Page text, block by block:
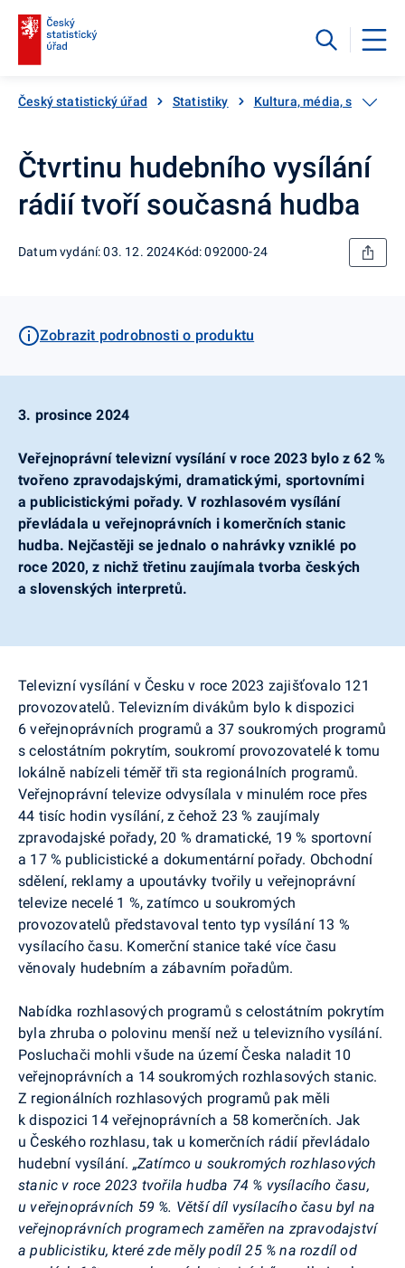
Český statistický úřad Statistiky Kultura, média, sport
Čtvrtinu hudebního vysílání
rádií tvoří současná hudba
Datum vydání: 03. 12. 2024Kód: 092000-24
Zobrazit podrobnosti o produktu
3. prosince 2024
Veřejnoprávní televizní vysílání v roce 2023 bylo z 62 %
tvořeno zpravodajskými, dramatickými, sportovními
a publicistickými pořady. V rozhlasovém vysílání
převládala u veřejnoprávních i komerčních stanic
hudba. Nejčastěji se jednalo o nahrávky vzniklé po
roce 2020, z nichž třetinu zaujímala tvorba českých
a slovenských interpretů.
Televizní vysílání v Česku v roce 2023 zajišťovalo 121
provozovatelů. Televizním divákům bylo k dispozici
6 veřejnoprávních programů a 37 soukromých programů
s celostátním pokrytím, soukromí provozovatelé k tomu
lokálně nabízeli téměř tři sta regionálních programů.
Veřejnoprávní televize odvysílala v minulém roce přes
44 tisíc hodin vysílání, z čehož 23 % zaujímaly
zpravodajské pořady, 20 % dramatické, 19 % sportovní
a 17 % publicistické a dokumentární pořady. Obchodní
sdělení, reklamy a upoutávky tvořily u veřejnoprávní
televize necelé 1 %, zatímco u soukromých
provozovatelů představoval tento typ vysílání 13 %
vysílacího času. Komerční stanice také více času
věnovaly hudebním a zábavním pořadům.
Nabídka rozhlasových programů s celostátním pokrytím
byla zhruba o polovinu menší než u televizního vysílání.
Posluchači mohli všude na území Česka naladit 10
veřejnoprávních a 14 soukromých rozhlasových stanic.
Z regionálních rozhlasových programů pak měli
k dispozici 14 veřejnoprávních a 58 komerčních. Jak
u Českého rozhlasu, tak u komerčních rádií převládalo
hudební vysílání. „Zatímco u soukromých rozhlasových
stanic v roce 2023 tvořila hudba 74 % vysílacího času,
u veřejnoprávních 59 %. Větší díl vysílacího času byl na
veřejnoprávních programech zaměřen na zpravodajství
a publicistiku, které zde měly podíl 25 % na rozdíl od